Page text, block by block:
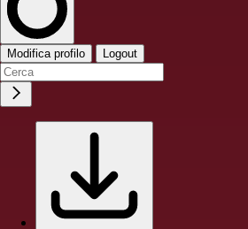
Modifica profilo Logout